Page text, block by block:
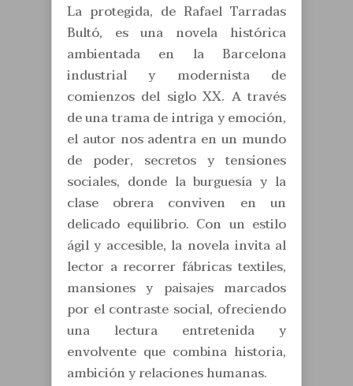
La protegida, de Rafael Tarradas
Bultó, es una novela histórica
ambientada en la Barcelona
industrial y modernista de
comienzos del siglo XX. A través
de una trama de intriga y emoción,
el autor nos adentra en un mundo
de poder, secretos y tensiones
sociales, donde la burguesía y la
clase obrera conviven en un
delicado equilibrio. Con un estilo
ágil y accesible, la novela invita al
lector a recorrer fábricas textiles,
mansiones y paisajes marcados
por el contraste social, ofreciendo
una lectura entretenida y
envolvente que combina historia,
ambición y relaciones humanas.